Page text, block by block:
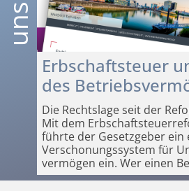
Erbschaftsteuer
des
Die Rechtslage seit der
Mit dem
führte der Gesetzgeber ein
Verschonungssystem für
vermögen ein. Wer einen